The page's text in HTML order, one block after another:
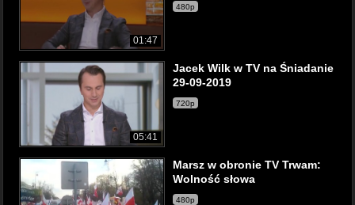
01:47
480p
05:41
Jacek Wilk w TV na Śniadanie
29-09-2019
720p
Marsz w obronie TV Trwam:
Wolność słowa
480p